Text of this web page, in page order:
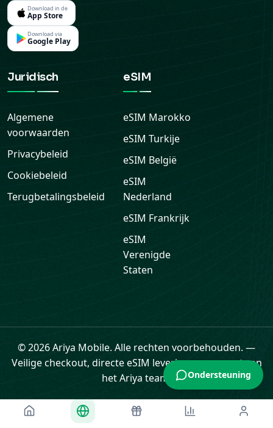
Download in de
App Store
Download via
Google Play
Juridisch
Algemene
voorwaarden
Privacybeleid
Cookiebeleid
Terugbetalingsbeleid
eSIM
eSIM Marokko
eSIM Turkije
eSIM België
eSIM
Nederland
eSIM Frankrijk
eSIM
Verenigde
Staten
© 2026 Ariya Mobile. Alle rechten voorbehouden. —
Veilige checkout, directe eSIM levering en support van
het Ariya team.
Cadeaukaarten Data Profiel
Ondersteuning